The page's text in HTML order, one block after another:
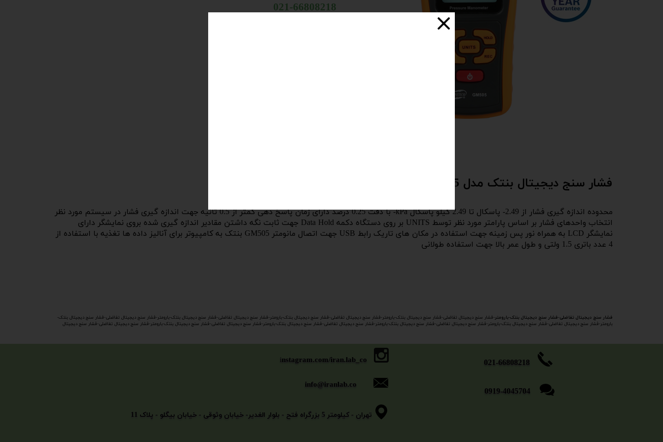
فشار سنج دیجیتال بنتک مدل GM505
محدوده اندازه گیری فشار از 2.49- پاسکال تا 2.49 کیلو پاسکال kPa- با دقت 0.25 درصد دارای زمان پاسخ دهی کمتر از 0.5 ثانیه جهت اندازه گیری فشار در سیستم مورد نظر
انتخاب واحدهای فشار بر اساس پارامتر مورد نظر توسط UNITS بر روی دستگاه دکمه Data Hold جهت ثابت نگه داشتن مقادیر اندازه گیری شده بروی نمایشگر دارای
نمایشگر LCD به همراه نور پس زمینه جهت استفاده در مکان های تاریک رابط USB جهت اتصال مانومتر GM505 بنتک به کامپیوتر برای آنالیز داده ها تغذیه با استفاده از
4 عدد باتری 1.5 ولتی و طول عمر بالا جهت استفاده طولانی
فشار سنج دیجیتال تفاضلی-فشار سنج دیجیتال بنتک-بارومتر-فشار سنج دیجیتال تفاضلی-فشار سنج دیجیتال بنتک-بارومتر-فشار سنج دیجیتال تفاضلی-فشار سنج دیجیتال بنتک-بارومتر-فشار سنج دیجیتال تفاضلی-فشار سنج دیجیتال بنتک-بارومتر-فشار سنج دیجیتال تفاضلی-فشار سنج دیجیتال بنتک-
بارومتر-فشار سنج دیجیتال تفاضلی-فشار سنج دیجیتال بنتک-بارومتر-فشار سنج دیجیتال تفاضلی-فشار سنج دیجیتال بنتک-بارومتر-​​​​​​​فشار سنج دیجیتال تفاضلی-فشار سنج دیجیتال بنتک-بارومتر-فشار سنج دیجیتال تفاضلی-فشار سنج دیجیتال بنتک-بارومتر-فشار سنج دیجیتال تفاضلی-فشار سنج دیجیتال
​​​​​021-66808218
0919-4045704
​​​​​​​تهران - کیلومتر 5 بزرگراه فتح - بلوار الغدیر- خیابان وثوقی - خیابان بیگلو - پلاک 11
info@iranlab.co
instagram.com/iran.lab_co